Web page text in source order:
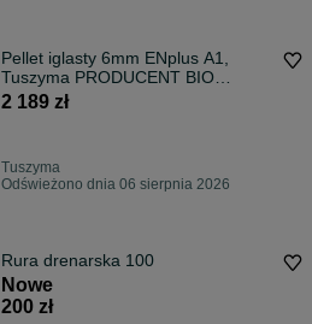
Pellet iglasty 6mm ENplus A1,
Tuszyma PRODUCENT BIO
ENERGY GROUP
2 189 zł
Tuszyma
Odświeżono dnia 06 sierpnia 2026
Rura drenarska 100
Nowe
200 zł